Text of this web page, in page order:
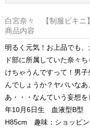
白宮奈々 【制服ビキニ
商品内容
明るく元気！お上品でも
ド部に所属していた奈々
けちゃうんですって！男
んでしょうか？ヤバいな
あ・・・なんていう妄想
年10月6日生 血液型B型
H85cm 趣味：ショッピ